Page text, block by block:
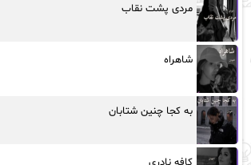
مردی پشت نقاب
شاهراه
به کجا چنین شتابان